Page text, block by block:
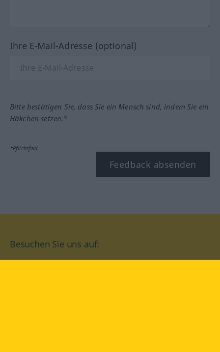
Ihre E-Mail-Adresse (optional)
Bitte bestätigen Sie, dass Sie ein Mensch sind, indem Sie ein
Häkchen setzen.*
*Pflichtfeld
Feedback absenden
Besuchen Sie uns auf: